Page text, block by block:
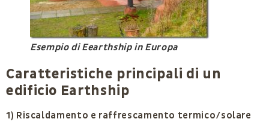
Esempio di Eearthship in Europa
Caratteristiche principali di un
edificio Earthship
1) Riscaldamento e raffrescamento termico/solare